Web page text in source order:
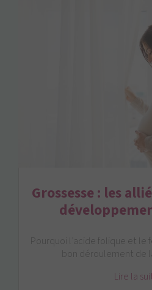
Grossesse : les
Pourquoi l’acide folique et le
bon déroulement de
Lire la